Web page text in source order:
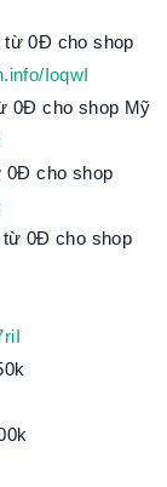
từ 0Đ cho shop
IoqwI
0Đ cho shop Mỹ
0Đ cho shop
từ 0Đ cho shop